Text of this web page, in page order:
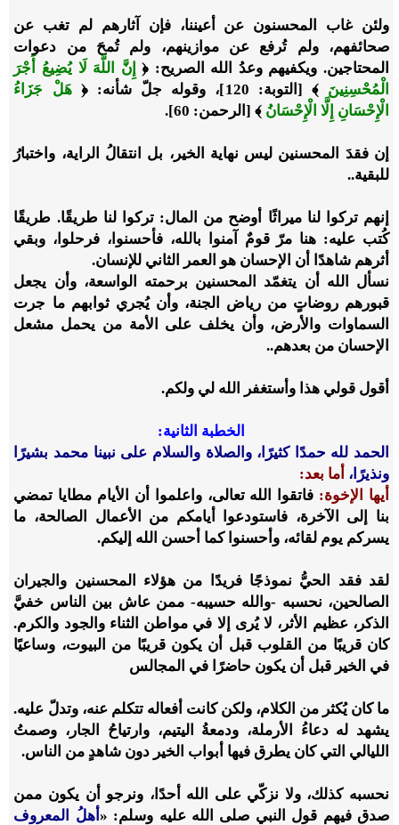
ولئن غاب المحسنون عن أعيننا، فإن آثارهم لم تغب عن
صحائفهم، ولم تُرفع عن موازينهم، ولم تُمحَ من دعوات
المحتاجين. ويكفيهم وعدُ الله الصريح: ﴿ إِنَّ اللَّهَ لَا يُضِيعُ أَجْرَ
الْمُحْسِنِينَ ﴾ [التوبة: 120]، وقوله جلّ شأنه: ﴿
هَلْ جَزَاءُ
الْإِحْسَانِ إِلَّا الْإِحْسَانُ ﴾ [الرحمن: 60].
إن فقدَ المحسنين ليس نهاية الخير، بل انتقالُ الراية، واختبارُ
للبقية..
إنهم تركوا لنا ميراثًا أوضح من المال: تركوا لنا طريقًا. طريقًا
كُتب عليه: هنا مرّ قومٌ آمنوا بالله، فأحسنوا، فرحلوا، وبقي
أثرهم شاهدًا أن الإحسان هو العمر الثاني للإنسان.
نسأل الله أن يتغمّد المحسنين برحمته الواسعة، وأن يجعل
قبورهم روضاتٍ من رياض الجنة، وأن يُجري ثوابهم ما جرت
السماوات والأرض، وأن يخلف على الأمة من يحمل مشعل
الإحسان من بعدهم..
أقول قولي هذا وأستغفر الله لي ولكم.
الخطبة الثانية:
الحمد لله حمدًا كثيرًا، والصلاة والسلام على نبينا محمد بشيرًا
ونذيرًا، أما بعد:
أيها الإخوة: فاتقوا الله تعالى، واعلموا أن الأيام مطايا تمضي
بنا إلى الآخرة، فاستودعوا أيامكم من الأعمال الصالحة، ما
يسركم يوم لقائه، وأحسنوا كما أحسن الله إليكم.
لقد فقد الحيُّ نموذجًا فريدًا من هؤلاء المحسنين والجيران
الصالحين، نحسبه -والله حسيبه- ممن عاش بين الناس خفيَّ
الذكر، عظيم الأثر، لا يُرى إلا في مواطن الثناء والجود والكرم.
كان قريبًا من القلوب قبل أن يكون قريبًا من البيوت، وساعيًا
في الخير قبل أن يكون حاضرًا في المجالس
ما كان يُكثر من الكلام، ولكن كانت أفعاله تتكلم عنه، وتدلّ عليه.
يشهد له دعاءُ الأرملة، ودمعةُ اليتيم، وارتياحُ الجار، وصمتُ
الليالي التي كان يطرق فيها أبواب الخير دون شاهدٍ من الناس.
نحسبه كذلك، ولا نزكّي على الله أحدًا، ونرجو أن يكون ممن
صدق فيهم قول النبي صلى الله عليه وسلم: « أهلُ المعروف